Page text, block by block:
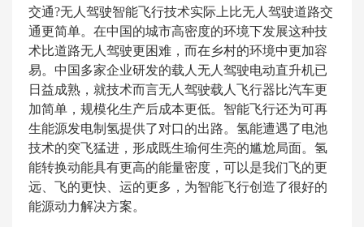
交通?无人驾驶智能飞行技术实际上比无人驾驶道路交
通更简单。在中国的城市高密度的环境下发展这种技
术比道路无人驾驶更困难，而在乡村的环境中更加容
易。中国多家企业研发的载人无人驾驶电动直升机已
日益成熟，就技术而言无人驾驶载人飞行器比汽车更
加简单，规模化生产后成本更低。智能飞行还为可再
生能源发电制氢提供了对口的出路。氢能遭遇了电池
技术的突飞猛进，形成既生瑜何生亮的尴尬局面。氢
能转换动能具有更高的能量密度，可以是我们飞的更
远、飞的更快、运的更多，为智能飞行创造了很好的
能源动力解决方案。